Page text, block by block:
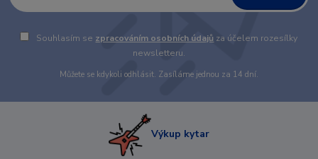
Souhlasím se zpracováním osobních údajů za účelem rozesílky
newsletteru.
Můžete se kdykoli odhlásit. Zasíláme jednou za 14 dní.
Výkup kytar